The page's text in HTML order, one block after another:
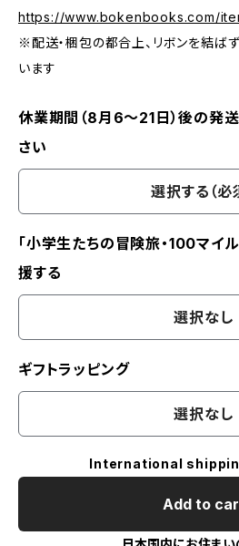
https://www.bokenbooks.com/
※配送・梱包の都合上、リボンを結ば
います
休業期間（8月6〜21日）後の発
さい
選択する（必
「小学生たちの冒険旅・100マイ
援する
選択なし
ギフトラッピング
選択なし
International
Add to